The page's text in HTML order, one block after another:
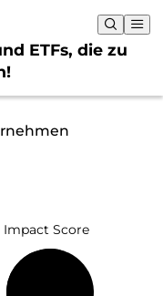
ETFs, die zu
Impact Score